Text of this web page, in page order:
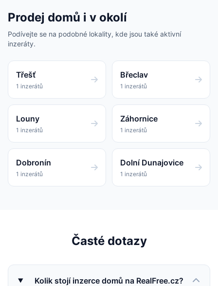
Prodej domů i v okolí
Podívejte se na podobné lokality, kde jsou také aktivní
inzeráty.
Třešť
1 inzerátů
Břeclav
1 inzerátů
Louny
1 inzerátů
Záhornice
1 inzerátů
Dobronín
1 inzerátů
Dolní Dunajovice
1 inzerátů
Časté dotazy
Kolik stojí inzerce domů na RealFree.cz?